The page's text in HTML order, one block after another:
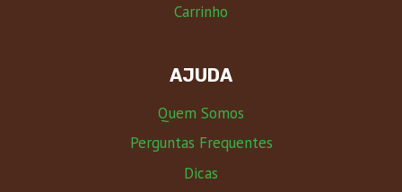
Carrinho
AJUDA
Quem Somos
Perguntas Frequentes
Dicas